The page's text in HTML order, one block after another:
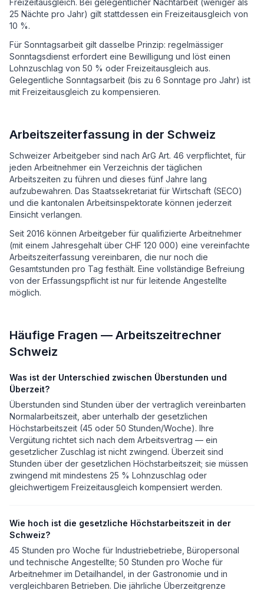
Freizeitausgleich. Bei gelegentlicher Nachtarbeit (weniger als
25 Nächte pro Jahr) gilt stattdessen ein Freizeitausgleich von
10 %.
Für Sonntagsarbeit gilt dasselbe Prinzip: regelmässiger
Sonntagsdienst erfordert eine Bewilligung und löst einen
Lohnzuschlag von 50 % oder Freizeitausgleich aus.
Gelegentliche Sonntagsarbeit (bis zu 6 Sonntage pro Jahr) ist
mit Freizeitausgleich zu kompensieren.
Arbeitszeiterfassung in der Schweiz
Schweizer Arbeitgeber sind nach ArG Art. 46 verpflichtet, für
jeden Arbeitnehmer ein Verzeichnis der täglichen
Arbeitszeiten zu führen und dieses fünf Jahre lang
aufzubewahren. Das Staatssekretariat für Wirtschaft (SECO)
und die kantonalen Arbeitsinspektorate können jederzeit
Einsicht verlangen.
Seit 2016 können Arbeitgeber für qualifizierte Arbeitnehmer
(mit einem Jahresgehalt über CHF 120 000) eine vereinfachte
Arbeitszeiterfassung vereinbaren, die nur noch die
Gesamtstunden pro Tag festhält. Eine vollständige Befreiung
von der Erfassungspflicht ist nur für leitende Angestellte
möglich.
Häufige Fragen — Arbeitszeitrechner
Schweiz
Was ist der Unterschied zwischen Überstunden und
Überzeit?
Überstunden sind Stunden über der vertraglich vereinbarten
Normalarbeitszeit, aber unterhalb der gesetzlichen
Höchstarbeitszeit (45 oder 50 Stunden/Woche). Ihre
Vergütung richtet sich nach dem Arbeitsvertrag — ein
gesetzlicher Zuschlag ist nicht zwingend. Überzeit sind
Stunden über der gesetzlichen Höchstarbeitszeit; sie müssen
zwingend mit mindestens 25 % Lohnzuschlag oder
gleichwertigem Freizeitausgleich kompensiert werden.
Wie hoch ist die gesetzliche Höchstarbeitszeit in der
Schweiz?
45 Stunden pro Woche für Industriebetriebe, Büropersonal
und technische Angestellte; 50 Stunden pro Woche für
Arbeitnehmer im Detailhandel, in der Gastronomie und in
vergleichbaren Betrieben. Die jährliche Überzeitgrenze